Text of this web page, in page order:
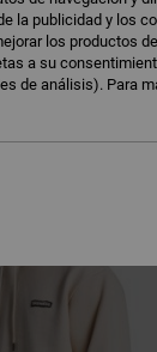
la publicidad y los
los productos
a su
de análisis). Para